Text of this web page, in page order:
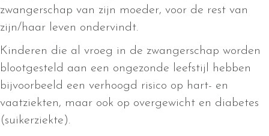
zwangerschap van zijn moeder, voor de rest van
zijn/haar leven ondervindt.
Kinderen die al vroeg in de zwangerschap worden
blootgesteld aan een ongezonde leefstijl hebben
bijvoorbeeld een verhoogd risico op hart- en
vaatziekten, maar ook op overgewicht en diabetes
(suikerziekte).